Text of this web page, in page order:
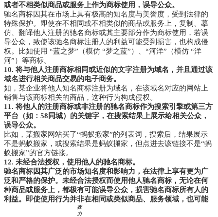
或者不相类似商品或服务上作为商标使用，误导公众。
驰名商标因其在市场上具有极高的知名度与美誉度，受到法律的
特殊保护。即使在不相同或不相类似的商品或服务上，复制、摹
仿、翻译他人注册的驰名商标或其主要部分作为商标使用，若误
导公众，致使该驰名商标注册人的利益可能受到损害，也构成侵
权。比如使用 “蓝之梦”（模仿 “梦之蓝”）、“河洋”（模仿 “洋
河”）等商标。
10. 将与他人注册商标相同或近似的文字注册为域名，并且通过该
域名进行相关商品交易的电子商务。
如，某企业将他人知名商标注册为域名，在该域名对应的网站上
销售与该商标相关的商品，这种行为构成侵权。
11. 将他人的注册商标或非注册的驰名商标作为搜索引擎或第三方
平台（如：58同城）的关键字，在搜索结果上展示给相关公众，
误导公众。
比如，某搬家网站买了“蚂蚁搬家”的列表词，搜索后，结果展示
不是蚂蚁搬家，或搜索结果是蚂蚁搬家，但点进去该链接不是“蚂
蚁搬家”的官方链接。
12. 未经合法授权，使用他人的驰名商标。
驰名商标因其广泛的市场知名度和影响力，在法律上享有更为广
泛和严格的保护。未经合法授权而使用他人驰名商标，无论在何
种商品或服务上，都极有可能误导公众，损害驰名商标所有人的
利益。即使使用行为并非在相同或类似商品、服务领域，也可能
效
力